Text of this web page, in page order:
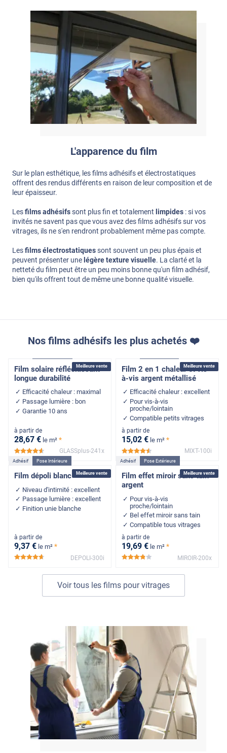
L'apparence du film
Sur le plan esthétique, les films adhésifs et électrostatiques
offrent des rendus différents en raison de leur composition et de
leur épaisseur.
Lesfilms adhésifssont plus fin et totalement limpides : si vos
invités ne savent pas que vous avez des films adhésifs sur vos
vitrages, ils ne s'en rendront probablement même pas compte.
Lesfilms électrostatiquessont souvent un peu plus épais et
peuvent présenter une légère texture visuelle. La clarté et la
netteté du film peut être un peu moins bonne qu'un film adhésif,
bien qu'ils offrent tout de même une bonne qualité visuelle.
Nos films adhésifs les plus achetés ❤️
Meilleure vente
Film solaire réfléchissant
longue durabilité
Efficacité chaleur : maximal
Passage lumière : bon
Garantie 10 ans
à partir de
28,67 € le m² *
*****
GLASSplus-241x
Meilleure vente
Film 2 en 1 chaleur et vis-
à-vis argent métallisé
Efficacité chaleur : excellent
Pour vis-à-vis
proche/lointain
Compatible petits vitrages
à partir de
15,02 € le m² *
*****
MIXT-100i
Meilleure vente
Adhésif Pose Intérieure
Film dépoli blanc
Niveau d'intimité : excellent
Passage lumière : excellent
Finition unie blanche
à partir de
9,37 € le m² *
*****
DEPOLI-300i
Meilleure vente
Adhésif Pose Extérieure
Film effet miroir sans tain
argent
Pour vis-à-vis
proche/lointain
Bel effet miroir sans tain
Compatible tous vitrages
à partir de
19,69 € le m² *
*****
MIROIR-200x
Voir tous les films pour vitrages